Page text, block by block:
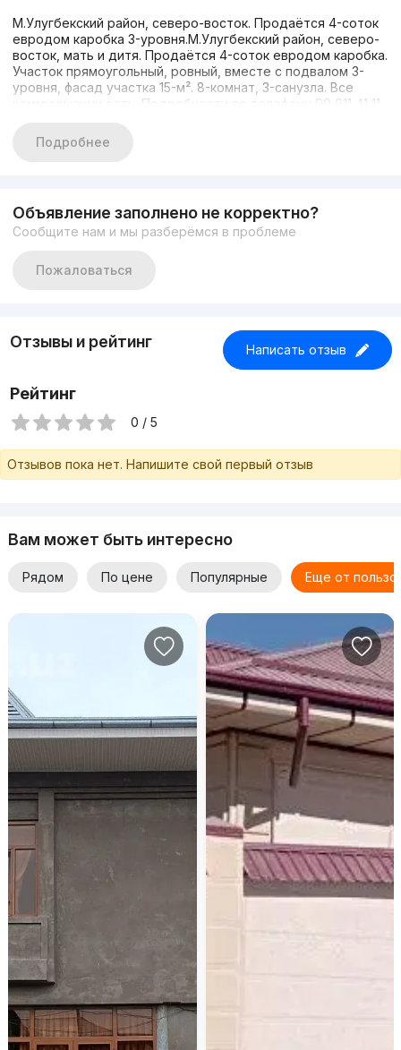
М.Улугбекский район, северо-восток. Продаётся 4-соток
евродом каробка 3-уровня.М.Улугбекский район, северо-
восток, мать и дитя. Продаётся 4-соток евродом каробка.
Участок прямоугольный, ровный, вместе с подвалом 3-
уровня, фасад участка 15-м². 8-комнат, 3-санузла. Все
коммуникации есть. Подробности по телефону 99 611 41 11.
Подробнее
Объявление заполнено не корректно?
Сообщите нам и мы разберёмся в проблеме
Пожаловаться
Отзывы и рейтинг Написать отзыв
Рейтинг
0 / 5
Отзывов пока нет. Напишите свой первый отзыв
Вам может быть интересно
Рядом По цене Популярные Еще от